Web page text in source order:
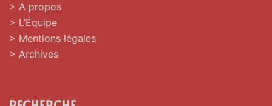
> A propos
> L’Équipe
> Mentions légales
> Archives